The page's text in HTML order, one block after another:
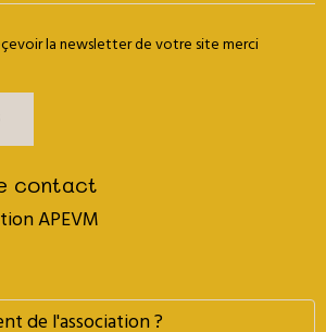
la newsletter de votre site merci
contact
APEVM
de l'association ?